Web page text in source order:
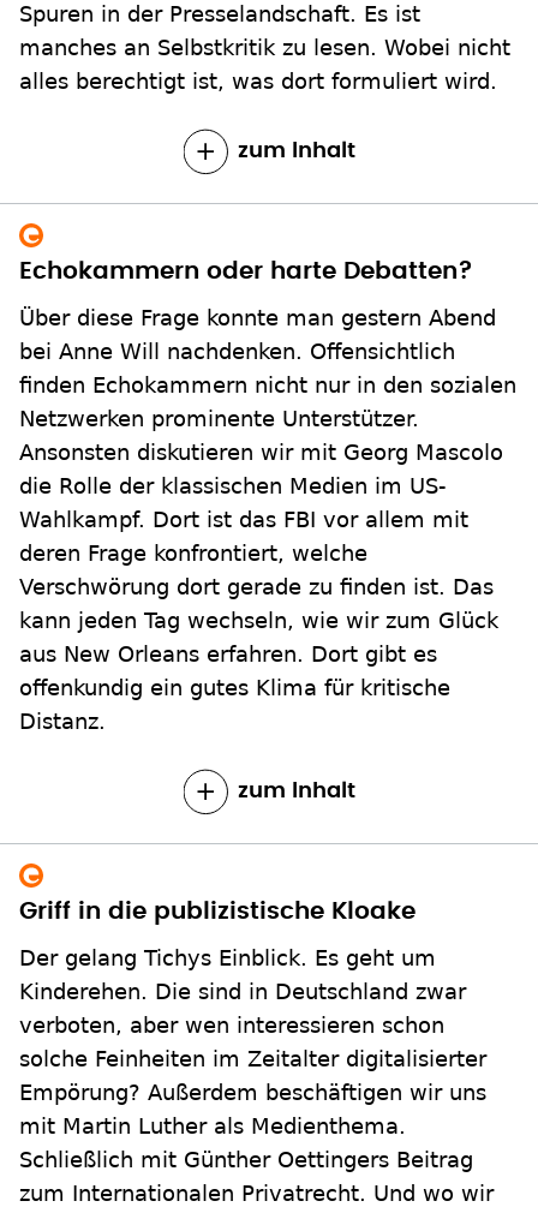
Spuren in der Presselandschaft. Es ist
manches an Selbstkritik zu lesen. Wobei nicht
alles berechtigt ist, was dort formuliert wird.
zum Inhalt
Echokammern oder harte Debatten?
Über diese Frage konnte man gestern Abend
bei Anne Will nachdenken. Offensichtlich
finden Echokammern nicht nur in den sozialen
Netzwerken prominente Unterstützer.
Ansonsten diskutieren wir mit Georg Mascolo
die Rolle der klassischen Medien im US-
Wahlkampf. Dort ist das FBI vor allem mit
deren Frage konfrontiert, welche
Verschwörung dort gerade zu finden ist. Das
kann jeden Tag wechseln, wie wir zum Glück
aus New Orleans erfahren. Dort gibt es
offenkundig ein gutes Klima für kritische
Distanz.
zum Inhalt
Griff in die publizistische Kloake
Der gelang Tichys Einblick. Es geht um
Kinderehen. Die sind in Deutschland zwar
verboten, aber wen interessieren schon
solche Feinheiten im Zeitalter digitalisierter
Empörung? Außerdem beschäftigen wir uns
mit Martin Luther als Medienthema.
Schließlich mit Günther Oettingers Beitrag
zum Internationalen Privatrecht. Und wo wir